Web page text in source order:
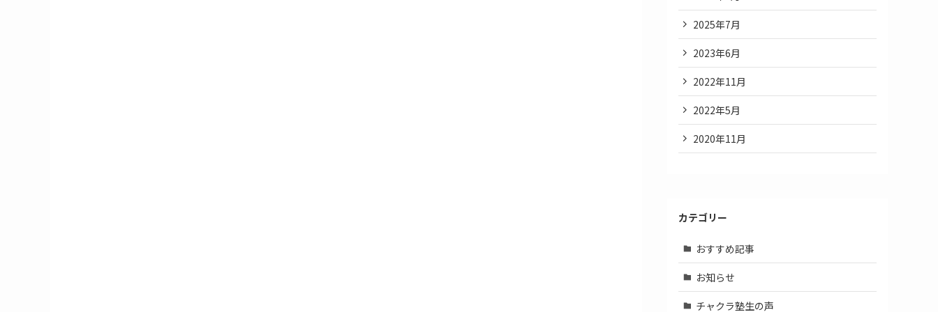
2025年7月
2023年6月
2022年11月
2022年5月
2020年11月
カテゴリー
おすすめ記事
お知らせ
チャクラ塾生の声